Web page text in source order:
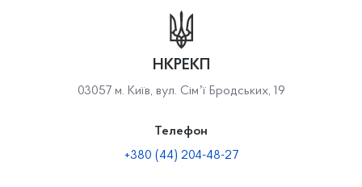
НКРЕКП
03057 м. Київ, вул. Сімʼї Бродських, 19
Телефон
+380 (44) 204-48-27